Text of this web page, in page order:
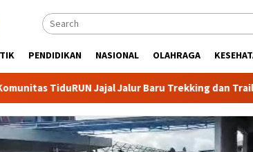
PENDIDIKAN NASIONAL OLAHRAGA
Jajal Jalur Baru Trekking dan Trail Run